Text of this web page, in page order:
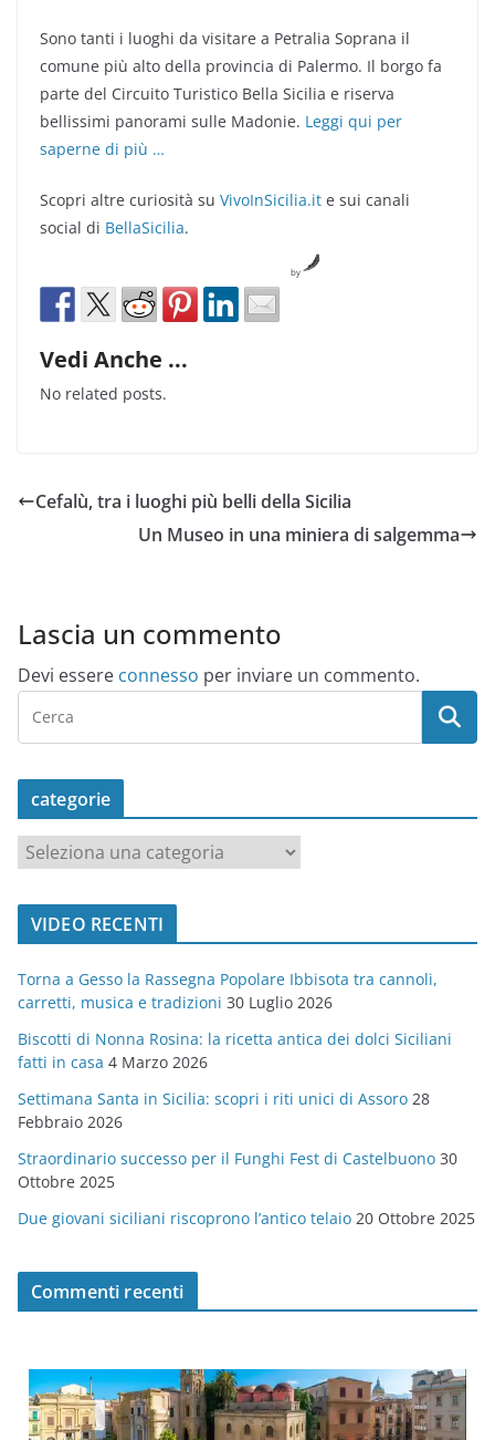
Sono tanti i luoghi da visitare a Petralia Soprana il
comune più alto della provincia di Palermo. Il borgo fa
parte del Circuito Turistico Bella Sicilia e riserva
bellissimi panorami sulle Madonie. Leggi qui per
saperne di più …
Scopri altre curiosità su VivoInSicilia.it e sui canali
social di BellaSicilia.
by
Vedi Anche ...
No related posts.
Cefalù, tra i luoghi più belli della Sicilia
Un Museo in una miniera di salgemma
Lascia un commento
Devi essere connesso per inviare un commento.
categorie
t
o
r
i
e
VIDEO RECENTI
Torna a Gesso la Rassegna Popolare Ibbisota tra cannoli,
carretti, musica e tradizioni 30 Luglio 2026
Biscotti di Nonna Rosina: la ricetta antica dei dolci Siciliani
fatti in casa 4 Marzo 2026
Settimana Santa in Sicilia: scopri i riti unici di Assoro 28
Febbraio 2026
Straordinario successo per il Funghi Fest di Castelbuono 30
Ottobre 2025
Due giovani siciliani riscoprono l’antico telaio 20 Ottobre 2025
Commenti recenti